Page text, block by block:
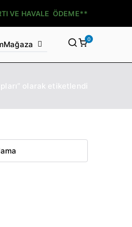
VE HAVALE ÖDEME**
Mağaza
0
olarak etiketlendi